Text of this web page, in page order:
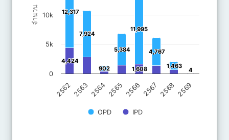
จำนวน 12,317
12,317
7,924
7,924
902
902
5,384
5,384
11,995
11,995
4,767
4,767
1,463
1,463
4,424
4,424
1,608
1,608 4
4
OPD IPD
2562 2563 2564 2565 2566 2567 2568 2569
0
5k
10k